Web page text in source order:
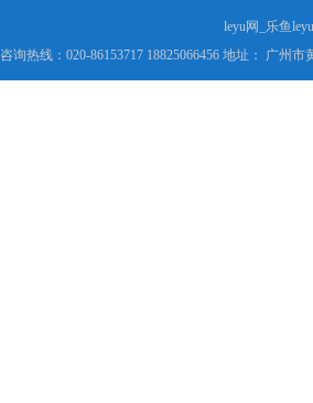
leyu网_乐鱼
咨询热线：020-86153717 18825066456 地址： 广州